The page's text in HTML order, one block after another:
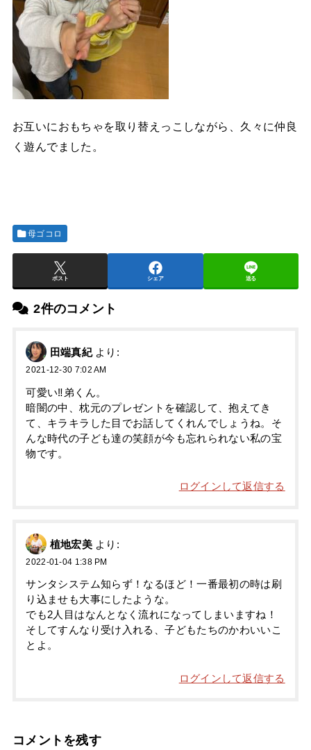
お互いにおもちゃを取り替えっこしながら、久々に仲良
く遊んでました。
母ゴコロ
ポスト シェア 送る
2件のコメント
田端真紀 より:
2021-12-30 7:02 AM
可愛い‼︎弟くん。
暗闇の中、枕元のプレゼントを確認して、抱えてき
て、キラキラした目でお話してくれんでしょうね。そ
んな時代の子ども達の笑顔が今も忘れられない私の宝
物です。
ログインして返信する
植地宏美 より:
2022-01-04 1:38 PM
サンタシステム知らず！なるほど！一番最初の時は刷
り込ませも大事にしたような。
でも2人目はなんとなく流れになってしまいますね！
そしてすんなり受け入れる、子どもたちのかわいいこ
とよ。
ログインして返信する
コメントを残す